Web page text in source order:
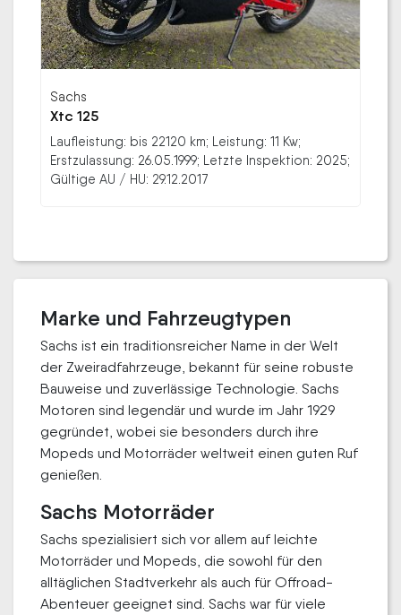
Sachs
Xtc 125
Laufleistung: bis 22120 km; Leistung: 11 Kw;
Erstzulassung: 26.05.1999; Letzte Inspektion: 2025;
Gültige AU / HU: 29.12.2017
Marke und Fahrzeugtypen
Sachs ist ein traditionsreicher Name in der Welt
der Zweiradfahrzeuge, bekannt für seine robuste
Bauweise und zuverlässige Technologie. Sachs
Motoren sind legendär und wurde im Jahr 1929
gegründet, wobei sie besonders durch ihre
Mopeds und Motorräder weltweit einen guten Ruf
genießen.
Sachs Motorräder
Sachs spezialisiert sich vor allem auf leichte
Motorräder und Mopeds, die sowohl für den
alltäglichen Stadtverkehr als auch für Offroad-
Abenteuer geeignet sind. Sachs war für viele